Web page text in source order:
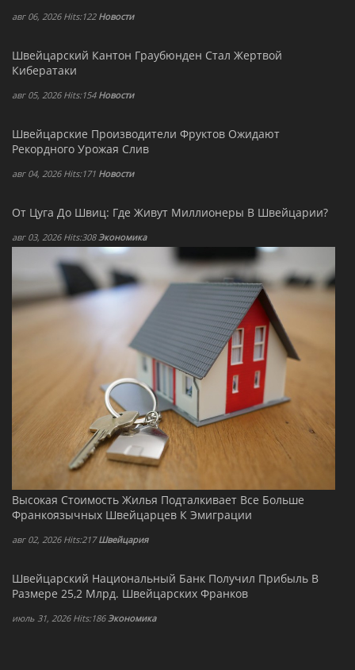
авг 06, 2026 Hits:122 Новости
Швейцарский Кантон Граубюнден Стал Жертвой
Кибератаки
авг 05, 2026 Hits:154 Новости
Швейцарские Производители Фруктов Ожидают
Рекордного Урожая Слив
авг 04, 2026 Hits:171 Новости
От Цуга До Швиц: Где Живут Миллионеры В Швейцарии?
авг 03, 2026 Hits:308 Экономика
Высокая Стоимость Жилья Подталкивает Все Больше
Франкоязычных Швейцарцев К Эмиграции
авг 02, 2026 Hits:217Швейцария
Швейцарский Национальный Банк Получил Прибыль В
Размере 25,2 Млрд. Швейцарских Франков
июль 31, 2026 Hits:186Экономика